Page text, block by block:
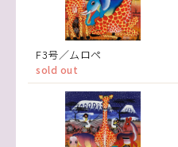
F3号／ムロペ
sold out